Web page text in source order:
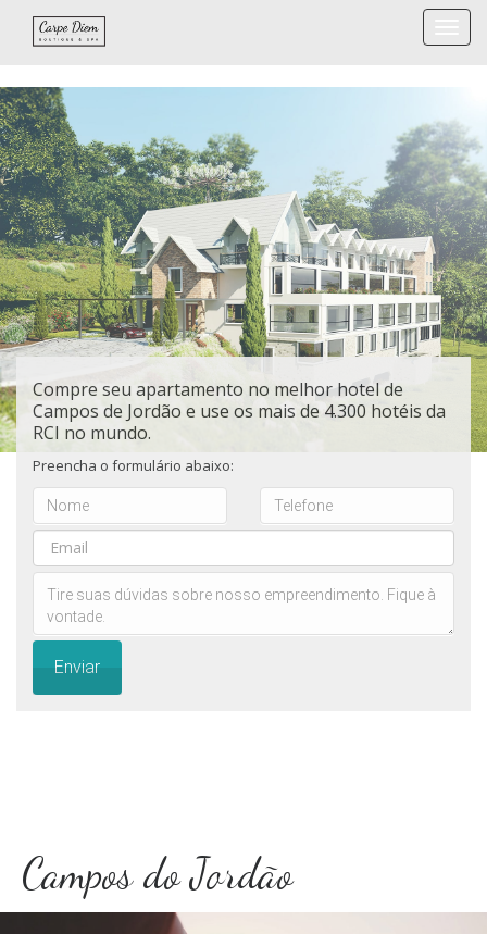
Compre seu apartamento no melhor hotel de
Campos de Jordão e use os mais de 4.300 hotéis da
RCI no mundo.
Preencha o formulário abaixo:
Enviar
Campos do Jordão